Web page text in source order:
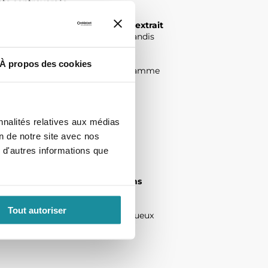
À propos des cookies
relatives aux médias
de notre site avec nos
informations que
Tout autoriser
controversés.
comme le squalane végétal, l’extrait
l’apaise et la repulpe, tandis
douceur et souplesse. La gamme
et apaise les sensations
protège la peau des agressions
la peau en douceur
. Respectueux